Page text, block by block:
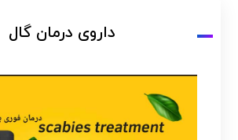
داروی درمان گال